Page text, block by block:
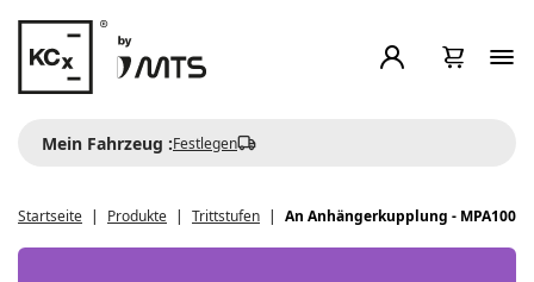
Mein Fahrzeug :Festlegen
Startseite Produkte Trittstufen An Anhängerkupplung - MPA100